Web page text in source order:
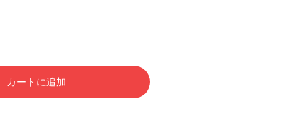
カートに追加